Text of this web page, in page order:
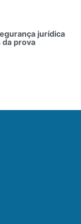
jurídica
prova